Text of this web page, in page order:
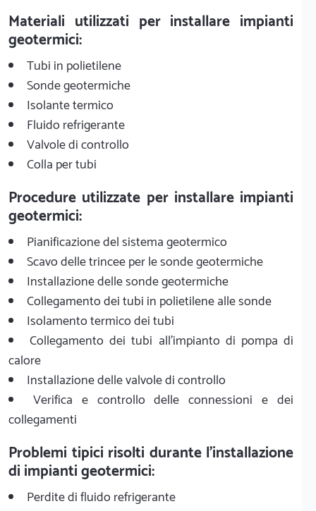
Materiali utilizzati per installare impianti
geotermici:
Tubi in polietilene
Sonde geotermiche
Isolante termico
Fluido refrigerante
Valvole di controllo
Colla per tubi
Procedure utilizzate per installare impianti
geotermici:
Pianificazione del sistema geotermico
Scavo delle trincee per le sonde geotermiche
Installazione delle sonde geotermiche
Collegamento dei tubi in polietilene alle sonde
Isolamento termico dei tubi
Collegamento dei tubi all'impianto di pompa di
calore
Installazione delle valvole di controllo
Verifica e controllo delle connessioni e dei
collegamenti
Problemi tipici risolti durante l'installazione
di impianti geotermici:
Perdite di fluido refrigerante